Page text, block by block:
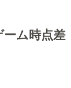
ーム時点差